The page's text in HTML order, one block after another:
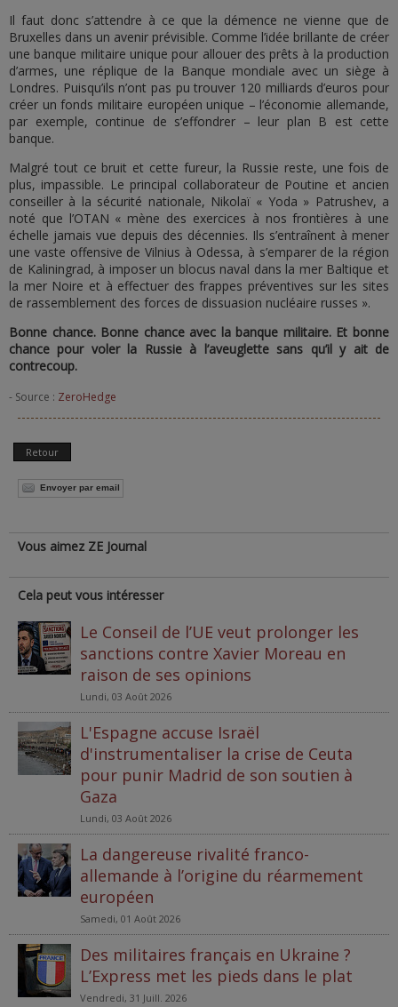
Il faut donc s’attendre à ce que la démence ne vienne que de
Bruxelles dans un avenir prévisible. Comme l’idée brillante de créer
une banque militaire unique pour allouer des prêts à la production
d’armes, une réplique de la Banque mondiale avec un siège à
Londres. Puisqu’ils n’ont pas pu trouver 120 milliards d’euros pour
créer un fonds militaire européen unique – l’économie allemande,
par exemple, continue de s’effondrer – leur plan B est cette
banque.
Malgré tout ce bruit et cette fureur, la Russie reste, une fois de
plus, impassible. Le principal collaborateur de Poutine et ancien
conseiller à la sécurité nationale, Nikolaï « Yoda » Patrushev, a
noté que l’OTAN « mène des exercices à nos frontières à une
échelle jamais vue depuis des décennies. Ils s’entraînent à mener
une vaste offensive de Vilnius à Odessa, à s’emparer de la région
de Kaliningrad, à imposer un blocus naval dans la mer Baltique et
la mer Noire et à effectuer des frappes préventives sur les sites
de rassemblement des forces de dissuasion nucléaire russes ».
Bonne chance. Bonne chance avec la banque militaire. Et bonne
chance pour voler la Russie à l’aveuglette sans qu’il y ait de
contrecoup.
- Source : ZeroHedge
Retour
Envoyer par email
Vous aimez ZE Journal
Cela peut vous intéresser
Le Conseil de l’UE veut prolonger les
sanctions contre Xavier Moreau en
raison de ses opinions
Lundi, 03 Août 2026
L'Espagne accuse Israël
d'instrumentaliser la crise de Ceuta
pour punir Madrid de son soutien à
Gaza
Lundi, 03 Août 2026
La dangereuse rivalité franco-
allemande à l’origine du réarmement
européen
Samedi, 01 Août 2026
Des militaires français en Ukraine ?
L’Express met les pieds dans le plat
Vendredi, 31 Juill. 2026